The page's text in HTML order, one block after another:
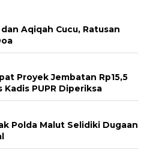
Aqiqah Cucu, Ratusan
Proyek Jembatan Rp15,5
PUPR Diperiksa
Polda Malut Selidiki Dugaan